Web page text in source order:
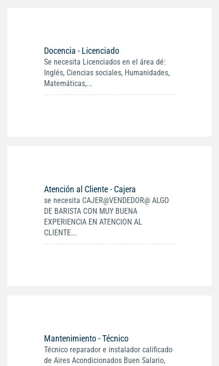
Docencia - Licenciado
Se necesita Licenciados en el área dé:
Inglés, Ciencias sociales, Humanidades,
Matemáticas,...
Atención al Cliente - Cajera
se necesita CAJER@VENDEDOR@ ALGO
DE BARISTA CON MUY BUENA
EXPERIENCIA EN ATENCION AL
CLIENTE...
Mantenimiento - Técnico
Técnico reparador e instalador calificado
de Aires Acondicionados Buen Salario,